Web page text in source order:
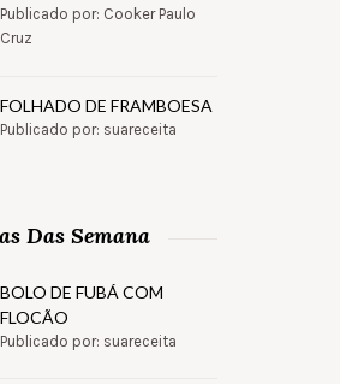
Publicado por: Cooker Paulo
Cruz
FOLHADO DE FRAMBOESA
Publicado por: suareceita
Das Semana
BOLO DE FUBÁ COM
FLOCÃO
Publicado por: suareceita